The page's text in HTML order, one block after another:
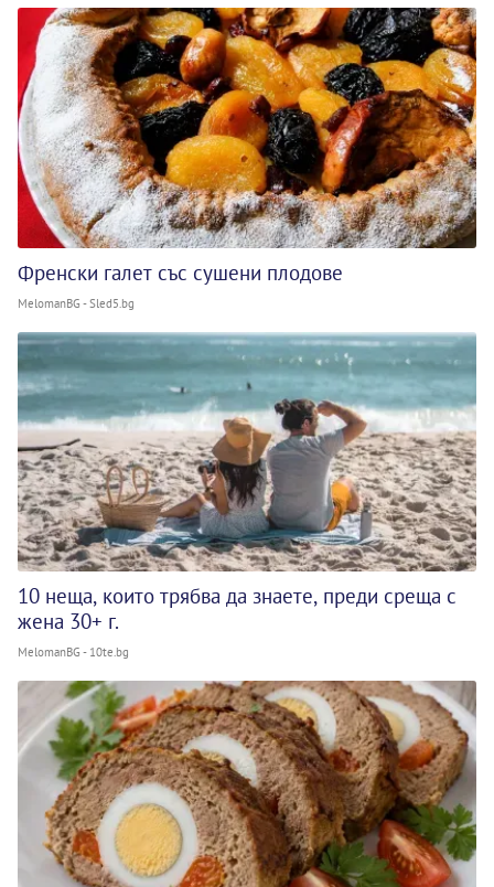
Френски галет със сушени плодове
MelomanBG - Sled5.bg
10 неща, които трябва да знаете, преди среща с
жена 30+ г.
MelomanBG - 10te.bg